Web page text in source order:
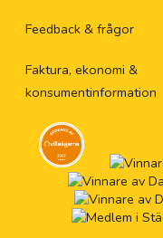
Feedback & frågor
Faktura, ekonomi &
konsumentinformation